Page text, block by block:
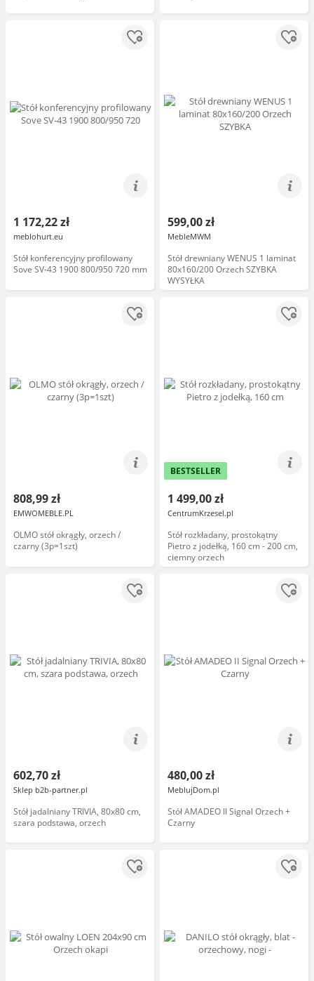
1 172,22 zł
meblohurt.eu
Stół konferencyjny profilowany
Sove SV-43 1900 800/950 720 mm
599,00 zł
MebleMWM
Stół drewniany WENUS 1 laminat
80x160/200 Orzech SZYBKA
WYSYŁKA
808,99 zł
EMWOMEBLE.PL
OLMO stół okrągły, orzech /
czarny (3p=1szt)
BESTSELLER
1 499,00 zł
CentrumKrzesel.pl
Stół rozkładany, prostokątny
Pietro z jodełką, 160 cm - 200 cm,
ciemny orzech
602,70 zł
Sklep b2b-partner.pl
Stół jadalniany TRIVIA, 80x80 cm,
szara podstawa, orzech
480,00 zł
MeblujDom.pl
Stół AMADEO II Signal Orzech +
Czarny